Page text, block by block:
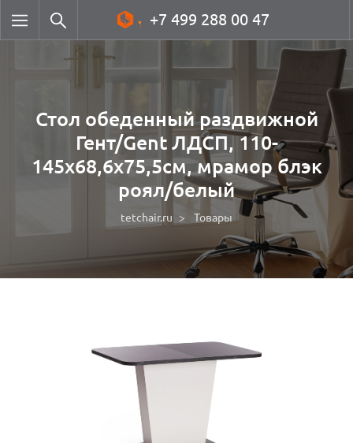
+7 499 288 00 47
Стол обеденный раздвижной
Гент/Gent ЛДСП, 110-
145х68,6х75,5см, мрамор блэк
роял/белый
tetchair.ru Товары